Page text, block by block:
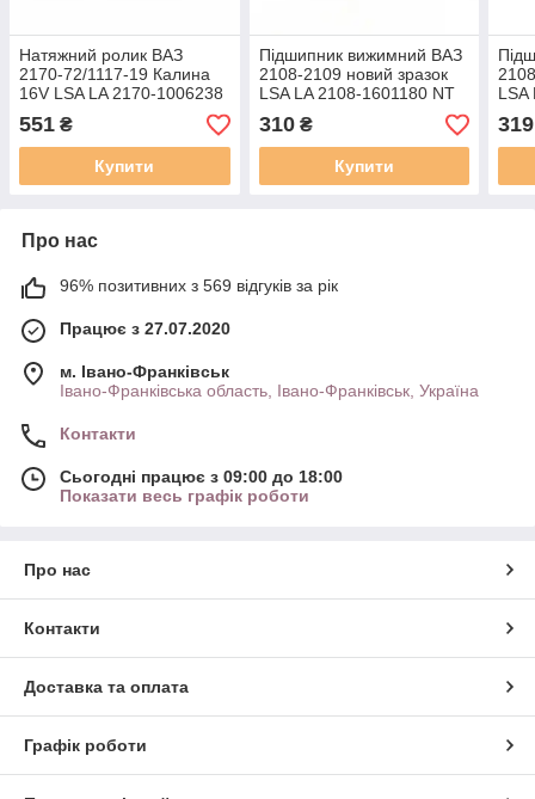
Натяжний ролик ВАЗ
2170-72/1117-19 Калина
16V LSA LA 2170-1006238
551 ₴
Купити
Підшипник вижимний ВАЗ
2108-2109 новий зразок
LSA LA 2108-1601180 NT
310₴
Купити
LSA
319
Про нас
96% позитивних з 569 відгуків за рік
Працює з 27.07.2020
м. Івано-Франківськ
Івано-Франківська область, Івано-Франківськ, Україна
Контакти
Сьогодні працює з 09:00 до 18:00
Показати весь графік роботи
Про нас
Контакти
Доставка та оплата
Графік роботи